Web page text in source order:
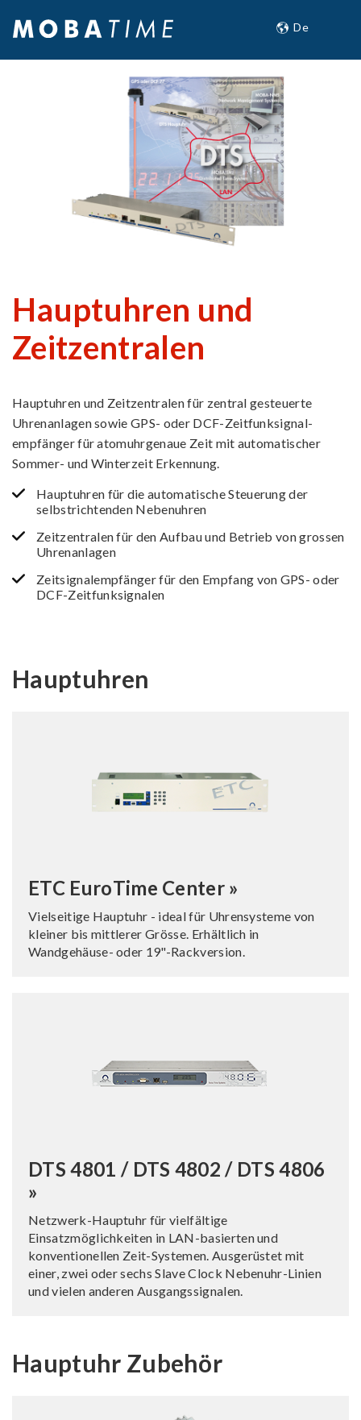
Hauptuhren und
Zeitzentralen
Hauptuhren und Zeitzentralen für zentral gesteuerte
Uhren­anlagen sowie GPS- oder DCF-Zeit­funk­signal­
empfänger für atomuhrgenaue Zeit mit automatischer
Sommer- und Winterzeit Erkennung.
Hauptuhren für die automatische Steuerung der
selbst­richtenden Nebenuhren
Zeitzentralen für den Aufbau und Betrieb von grossen
Uhren­anlagen
Zeitsignalempfänger für den Empfang von GPS- oder
DCF-Zeitfunksignalen
Hauptuhren
ETC EuroTime Center »
Vielseitige Hauptuhr - ideal für Uhrensysteme von
kleiner bis mittlerer Grösse. Erhältlich in
Wandgehäuse- oder 19"-Rackversion.
DTS 4801 / DTS 4802 / DTS 4806
»
Netzwerk-Hauptuhr für vielfältige
Einsatzmöglichkeiten in LAN-basierten und
konventionellen Zeit-Systemen. Ausgerüstet mit
einer, zwei oder sechs Slave Clock Nebenuhr-Linien
und vielen anderen Ausgangssignalen.
Hauptuhr Zubehör